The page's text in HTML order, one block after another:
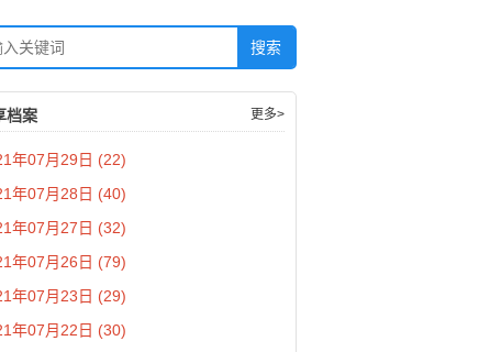
档案 更多>
年07月29日 (22)
年07月28日 (40)
年07月27日 (32)
年07月26日 (79)
年07月23日 (29)
年07月22日 (30)